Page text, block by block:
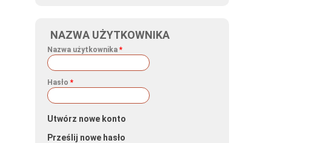
NAZWA UŻYTKOWNIKA
Nazwa użytkownika *
Hasło *
Utwórz nowe konto
Prześlij nowe hasło